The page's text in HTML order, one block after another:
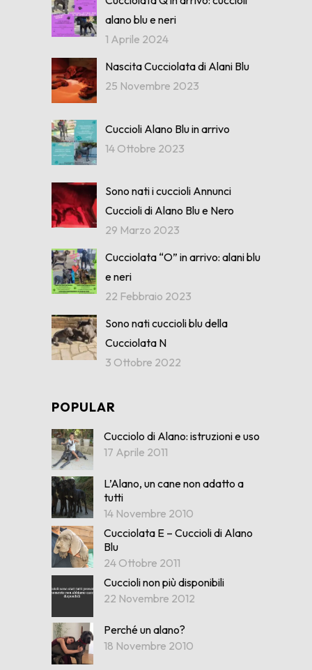
alano blu e neri
1 Aprile 2024
Nascita Cucciolata di Alani Blu
25 Novembre 2023
Cuccioli Alano Blu in arrivo
14 Ottobre 2023
Sono nati i cuccioli Annunci
Cuccioli di Alano Blu e Nero
29 Marzo 2023
Cucciolata “O” in arrivo: alani blu
e neri
22 Febbraio 2023
Sono nati cuccioli blu della
Cucciolata N
3 Ottobre 2022
POPULAR
Cucciolo di Alano: istruzioni e uso
17 Aprile 2011
L’Alano, un cane non adatto a
tutti
14 Novembre 2010
Cucciolata E – Cuccioli di Alano
Blu
24 Ottobre 2011
Cuccioli non più disponibili
22 Novembre 2012
Perché un alano?
18 Novembre 2010